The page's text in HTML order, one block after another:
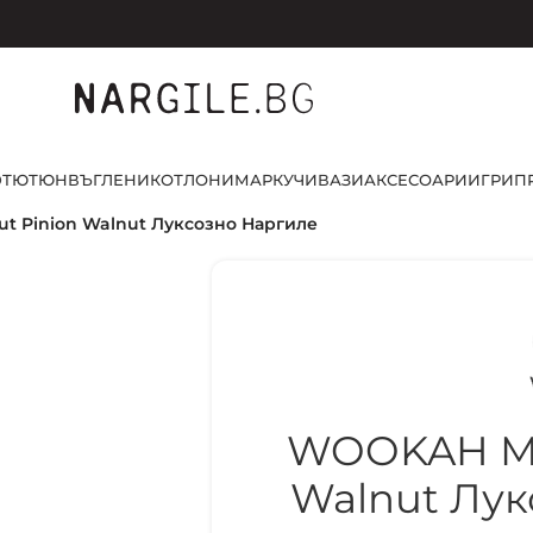
ТЮТЮНВЪГЛЕНИКОТЛОНИМАРКУЧИВАЗИАКСЕСОАРИИГРИ
Pinion Walnut Луксозно Наргиле
WOOKAH
Walnut